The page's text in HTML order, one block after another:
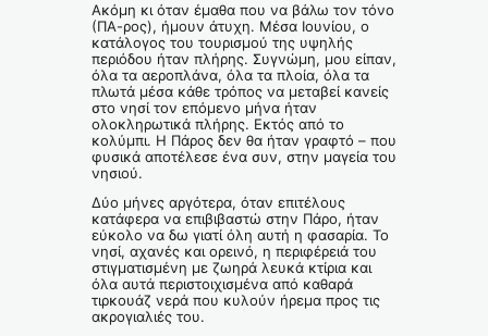
Ακόμη κι όταν έμαθα που να βάλω τον τόνο
(ΠΑ-ρος), ήμουν άτυχη. Μέσα Ιουνίου, ο
κατάλογος του τουρισμού της υψηλής
περιόδου ήταν πλήρης. Συγνώμη, μου είπαν,
όλα τα αεροπλάνα, όλα τα πλοία, όλα τα
πλωτά μέσα κάθε τρόπος να μεταβεί κανείς
στο νησί τον επόμενο μήνα ήταν
ολοκληρωτικά πλήρης. Εκτός από το
κολύμπι. Η Πάρος δεν θα ήταν γραφτό – που
φυσικά αποτέλεσε ένα συν, στην μαγεία του
νησιού.
Δύο μήνες αργότερα, όταν επιτέλους
κατάφερα να επιβιβαστώ στην Πάρο, ήταν
εύκολο να δω γιατί όλη αυτή η φασαρία. Το
νησί, αχανές και ορεινό, η περιφέρειά του
στιγματισμένη με ζωηρά λευκά κτίρια και
όλα αυτά περιστοιχισμένα από καθαρά
τιρκουάζ νερά που κυλούν ήρεμα προς τις
ακρογιαλιές του.